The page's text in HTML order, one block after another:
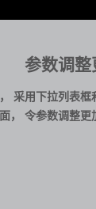
参数调
采用下拉列表框
， 令参数调整更